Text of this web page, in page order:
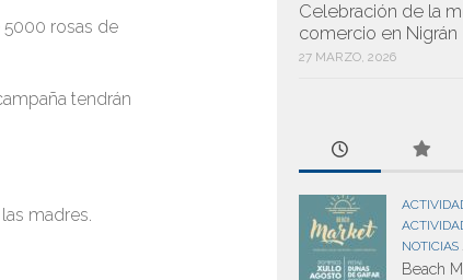
5000 rosas de
tendrán
madres.
Celebración de la
comercio en Nigrán
27 MARZO, 2026
NOTICIAS
Beach